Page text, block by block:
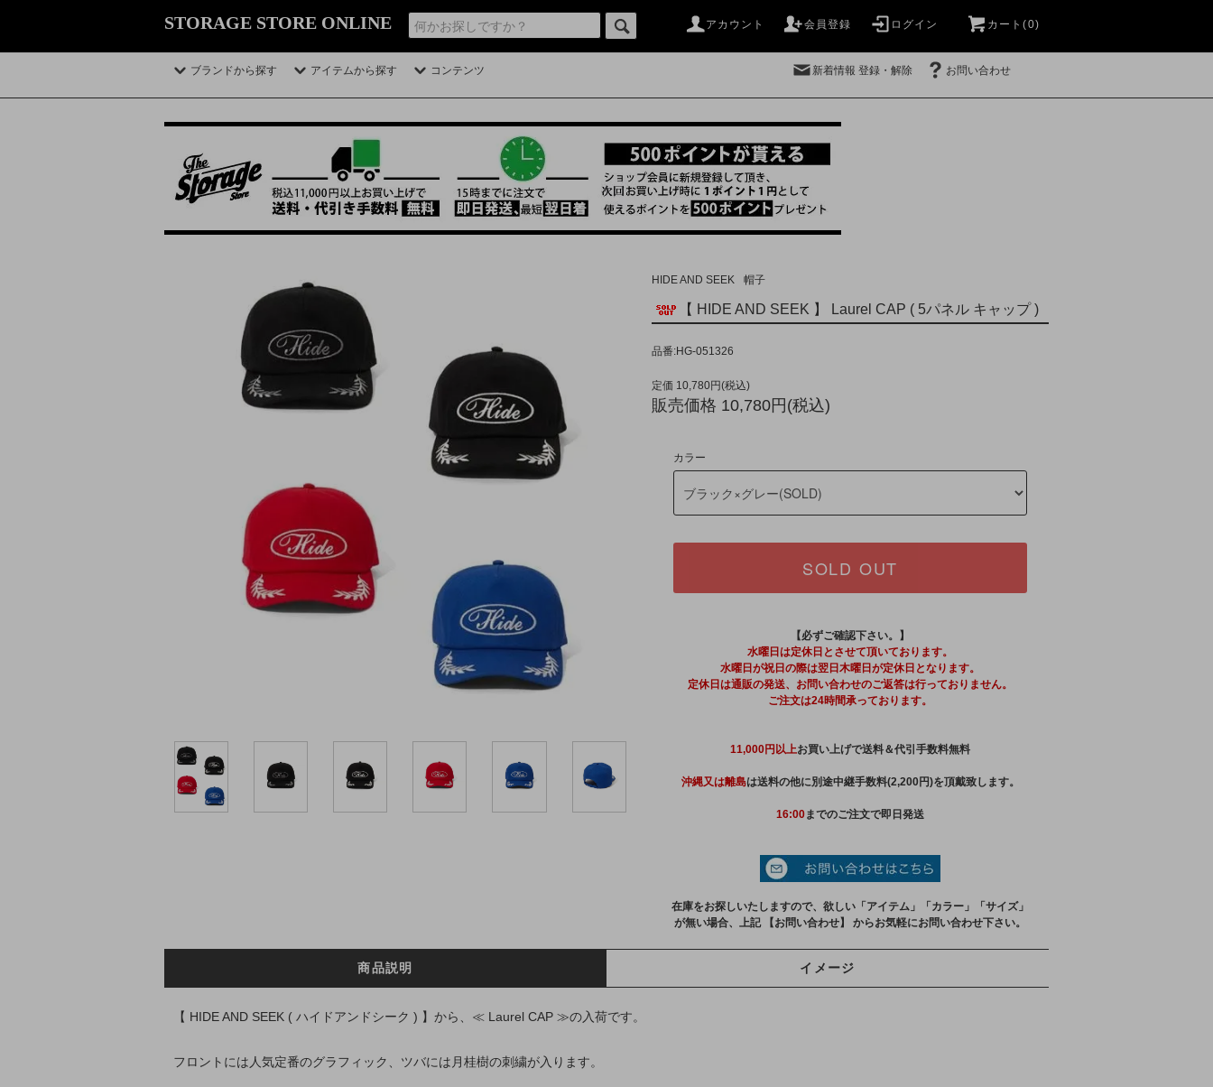
STORAGE STORE ONLINE アカウント 会員登録 ログイン カート(0)
ブランドから探す アイテムから探す コンテンツ 新着情報 登録・解除 お問い合わせ
HIDE AND SEEK 帽子
【 HIDE AND SEEK 】 Laurel CAP ( 5パネル キャップ )
品番:HG-051326
定価 10,780円(税込)
販売価格 10,780円(税込)
カラー
SOLD OUT
【必ずご確認下さい。】
水曜日は定休日とさせて頂いております。
水曜日が祝日の際は翌日木曜日が定休日となります。
定休日は通販の発送、お問い合わせのご返答は行っておりません。
ご注文は24時間承っております。
11,000円以上お買い上げで送料＆代引手数料無料
沖縄又は離島は送料の他に別途中継手数料(2,200円)を頂戴致します。
16:00までのご注文で即日発送
在庫をお探しいたしますので、欲しい「アイテム」「カラー」「サイズ」
が無い場合、上記 【お問い合わせ】 からお気軽にお問い合わせ下さい。
商品説明 イメージ
【 HIDE AND SEEK ( ハイドアンドシーク ) 】から、≪ Laurel CAP ≫の入荷です。
フロントには人気定番のグラフィック、ツバには月桂樹の刺繍が入ります。